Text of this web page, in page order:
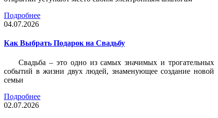
Подробнее
04.07.2026
Как Выбрать Подарок на Свадьбу
Свадьба – это одно из самых значимых и трогательных
событий в жизни двух людей, знаменующее создание новой
семьи
Подробнее
02.07.2026